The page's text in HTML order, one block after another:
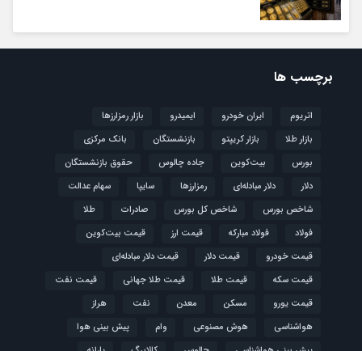
برچسب ها
اتریوم ایران خودرو ایمیدرو
بازار رمزارزها
بازار طلا
بازار کریپتو بازنشستگان
بانک مرکزی
بورس
بیت‌کوین جاده چالوس
حقوق بازنشستگان
دلار
دلار مبادله‌ای رمزارزها سایپا
سهام عدالت
شاخص بورس
شاخص کل بورس صادرات
طلا
فولاد
فولاد مبارکه قیمت ارز
قیمت بیت‌کوین
قیمت خودرو
قیمت دلار
قیمت دلار مبادله‌ای
قیمت سکه
قیمت طلا قیمت طلا جهانی
قیمت نفت
قیمت یورو
مسکن معدن نفت
هراز
هواشناسی
هوش مصنوعی وام
پیش بینی هوا